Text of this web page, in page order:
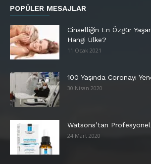
POPÜLER MESAJLAR
Cinselliğin En Özgür
Hangi Ülke?
11 Ocak 2021
100 Yaşında Coronayı
30 Nisan 2020
Watsons’tan Profesyonel
24 Mart 2020